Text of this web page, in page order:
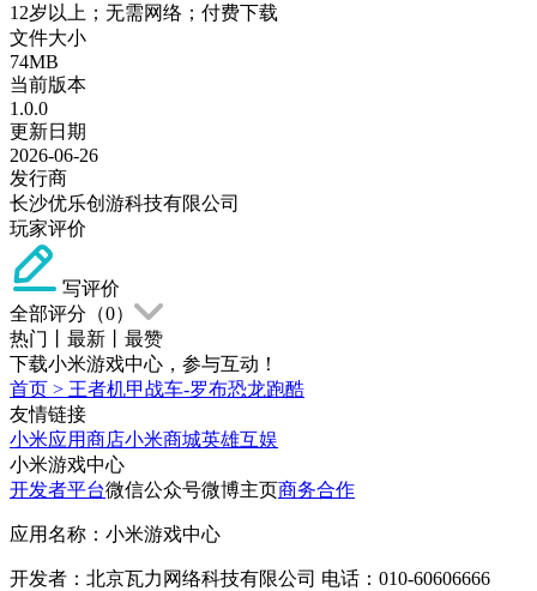
12岁以上；无需网络；付费下载
文件大小
74MB
当前版本
1.0.0
更新日期
2026-06-26
发行商
长沙优乐创游科技有限公司
玩家评价
写评价
全部评分（0）
热门
最新
最赞
下载小米游戏中心，参与互动！
首页 > 王者机甲战车-罗布恐龙跑酷
友情链接
小米应用商店小米商城英雄互娱
小米游戏中心
开发者平台微信公众号微博主页商务合作
应用名称：小米游戏中心
开发者：北京瓦力网络科技有限公司 电话：010-60606666